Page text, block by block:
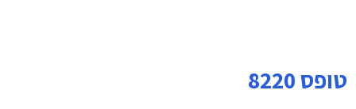
טופס8220